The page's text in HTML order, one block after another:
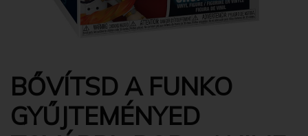
BŐVÍTSD A FUNKO
GYŰJTEMÉNYED